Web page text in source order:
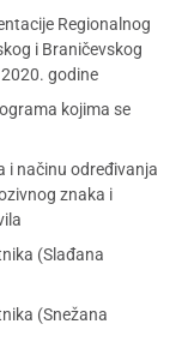
Regionalnog
i Braničevskog
godine
kojima se
i načinu određivanja
znaka i
(Slađana
(Snežana